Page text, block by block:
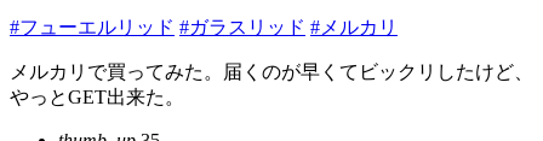
#フューエルリッド #ガラスリッド #メルカリ
メルカリで買ってみた。届くのが早くてビックリしたけど、
やっとGET出来た。